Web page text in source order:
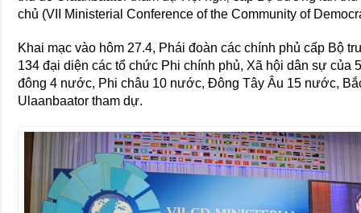
chủ (VII Ministerial Conference of the Community of
Khai mạc vào hôm 27.4, Phái đoàn các chính phủ cấp Bộ
134 đại diện các tổ chức Phi chính phủ, Xã hội dân sự của
đông 4 nước, Phi châu 10 nước, Đông Tây Âu 15 nước,
Ulaanbaator tham dự.